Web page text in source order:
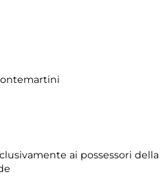
ai possessori della